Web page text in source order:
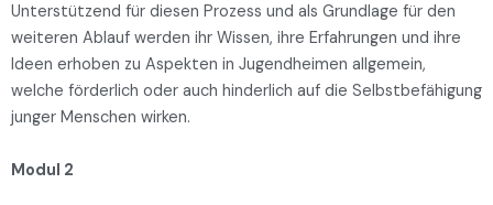
Unterstützend für diesen Prozess und als Grundlage für den
weiteren Ablauf werden ihr Wissen, ihre Erfahrungen und ihre
Ideen erhoben zu Aspekten in Jugendheimen allgemein,
welche förderlich oder auch hinderlich auf die Selbstbefähigung
junger Menschen wirken.
Modul 2